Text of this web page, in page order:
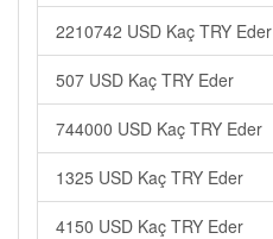
2210742 USD Kaç TRY Eder
507 USD Kaç TRY Eder
744000 USD Kaç TRY Eder
1325 USD Kaç TRY Eder
4150 USD Kaç TRY Eder